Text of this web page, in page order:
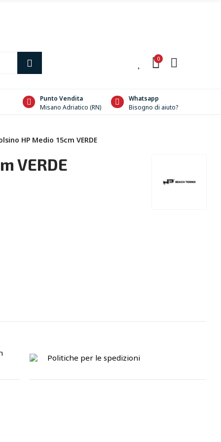
0
Punto Vendita
Misano Adriatico (RN)
Whatsapp
Bisogno di aiuto?
HP Medio 15cm VERDE
VERDE
Politiche per le spedizioni